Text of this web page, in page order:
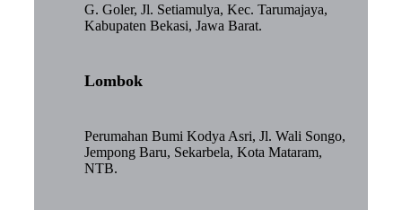
G. Goler, Jl. Setiamulya, Kec. Tarumajaya,
Kabupaten Bekasi, Jawa Barat.
Lombok
Perumahan Bumi Kodya Asri, Jl. Wali Songo,
Jempong Baru, Sekarbela, Kota Mataram,
NTB.